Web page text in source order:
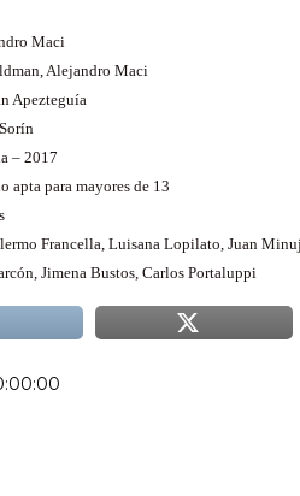
Maci
Alejandro Maci
Apezteguía
– 2017
apta para mayores de 13
Francella, Luisana Lopilato, Juan
Jimena Bustos, Carlos Portaluppi